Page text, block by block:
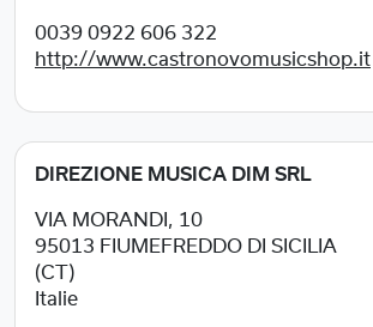
0039 0922 606 322
http://www.castronovomusicshop.it
DIREZIONE MUSICA DIM SRL
VIA MORANDI, 10
95013 FIUMEFREDDO DI SICILIA
(CT)
Italie